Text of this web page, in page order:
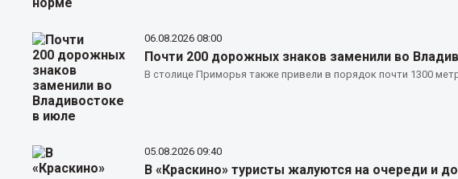
06.08.2026 08:00
Почти 200 дорожных знаков заменили во
В столице Приморья также привели в порядок почти 1300
05.08.2026 09:40
В «Краскино» туристы жалуются на очереди и